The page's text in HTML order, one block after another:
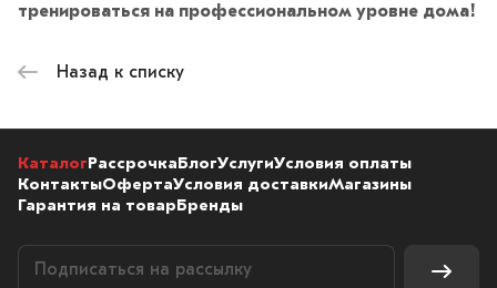
тренироваться на профессиональном уровне дома!
Назад к списку
КаталогРассрочкаБлогУслугиУсловия оплаты
КонтактыОфертаУсловия доставкиМагазины
Гарантия на товарБренды